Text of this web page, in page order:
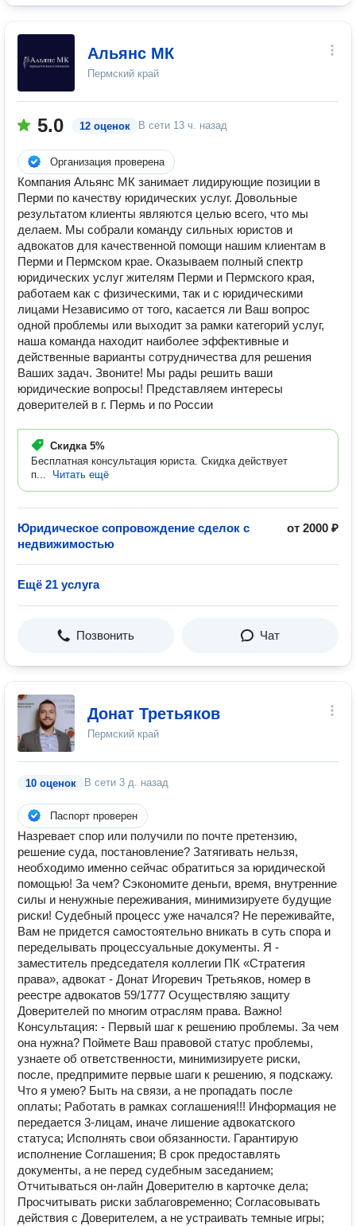
Альянс МК
Пермский край
5.0 12 оценок В сети 13 ч. назад
Организация проверена
Компания Альянс МК занимает лидирующие позиции в
Перми по качеству юридических услуг. Довольные
результатом клиенты являются целью всего, что мы
делаем. Мы собрали команду сильных юристов и
адвокатов для качественной помощи нашим клиентам в
Перми и Пермском крае. Оказываем полный спектр
юридических услуг жителям Перми и Пермского края,
работаем как с физическими, так и с юридическими
лицами Независимо от того, касается ли Ваш вопрос
одной проблемы или выходит за рамки категорий услуг,
наша команда находит наиболее эффективные и
действенные варианты сотрудничества для решения
Ваших задач. Звоните! Мы рады решить ваши
юридические вопросы! Представляем интересы
доверителей в г. Пермь и по России
Скидка 5%
Бесплатная консультация юриста. Скидка действует
п...
Читать ещё
Юридическое сопровождение сделок с
недвижимостью
от 2000 ₽
Ещё 21 услуга
Позвонить Чат
Донат Третьяков
Пермский край
10 оценок В сети 3 д. назад
Паспорт проверен
Назревает спор или получили по почте претензию,
решение суда, постановление? Затягивать нельзя,
необходимо именно сейчас обратиться за юридической
помощью! За чем? Сэкономите деньги, время, внутренние
силы и ненужные переживания, минимизируете будущие
риски! Судебный процесс уже начался? Не переживайте,
Вам не придется самостоятельно вникать в суть спора и
переделывать процессуальные документы. Я -
заместитель председателя коллегии ПК «Стратегия
права», адвокат - Донат Игоревич Третьяков, номер в
реестре адвокатов 59/1777 Осуществляю защиту
Доверителей по многим отраслям права. Важно!
Консультация: - Первый шаг к решению проблемы. За чем
она нужна? Поймете Ваш правовой статус проблемы,
узнаете об ответственности, минимизируете риски,
после, предпримите первые шаги к решению, я подскажу.
Что я умею? Быть на связи, а не пропадать после
оплаты; Работать в рамках соглашения!!! Информация не
передается 3-лицам, иначе лишение адвокатского
статуса; Исполнять свои обязанности. Гарантирую
исполнение Соглашения; В срок предоставлять
документы, а не перед судебным заседанием;
Отчитываться он-лайн Доверителю в карточке дела;
Просчитывать риски заблаговременно; Согласовывать
действия с Доверителем, а не устраивать темные игры;